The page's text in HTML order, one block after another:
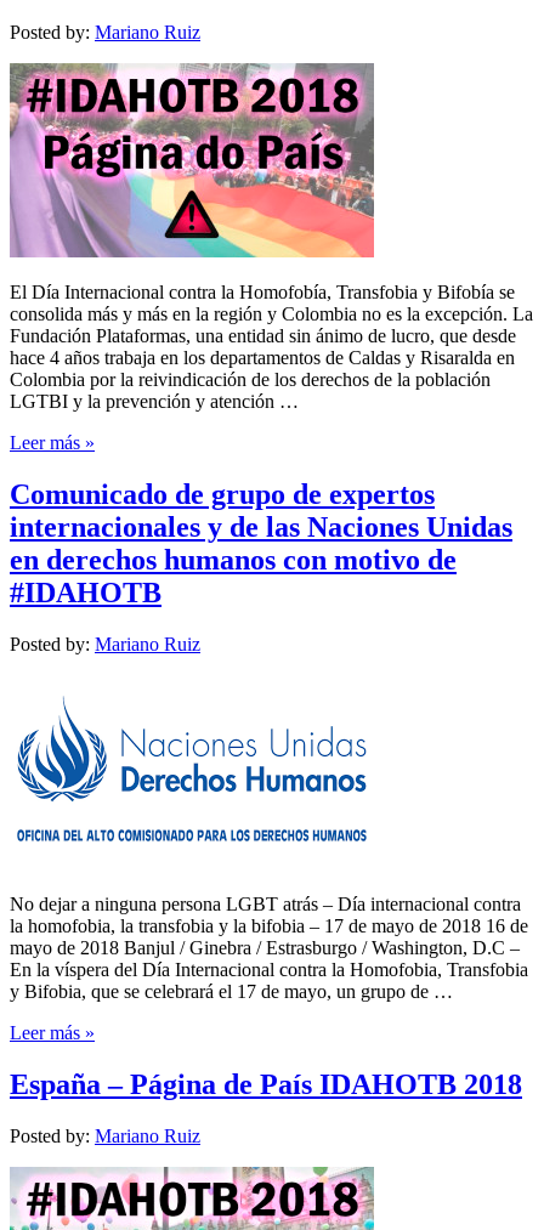
Posted by: Mariano Ruiz
El Día Internacional contra la Homofobía, Transfobia y Bifobía se
consolida más y más en la región y Colombia no es la excepción. La
Fundación Plataformas, una entidad sin ánimo de lucro, que desde
hace 4 años trabaja en los departamentos de Caldas y Risaralda en
Colombia por la reivindicación de los derechos de la población
LGTBI y la prevención y atención …
Leer más »
Comunicado de grupo de expertos
internacionales y de las Naciones Unidas
en derechos humanos con motivo de
#IDAHOTB
Posted by: Mariano Ruiz
No dejar a ninguna persona LGBT atrás – Día internacional contra
la homofobia, la transfobia y la bifobia – 17 de mayo de 2018 16 de
mayo de 2018 Banjul / Ginebra / Estrasburgo / Washington, D.C –
En la víspera del Día Internacional contra la Homofobia, Transfobia
y Bifobia, que se celebrará el 17 de mayo, un grupo de …
Leer más »
España – Página de País IDAHOTB 2018
Posted by: Mariano Ruiz